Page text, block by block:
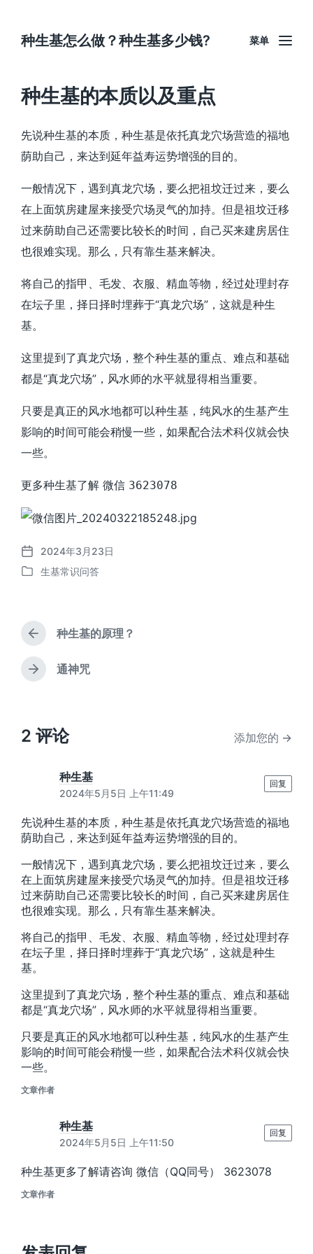
种生基怎么做？种生基多少钱? 菜单
种生基的本质以及重点
先说种生基的本质，种生基是依托真龙穴场营造的福地
荫助自己，来达到延年益寿运势增强的目的。
一般情况下，遇到真龙穴场，要么把祖坟迁过来，要么
在上面筑房建屋来接受穴场灵气的加持。但是祖坟迁移
过来荫助自己还需要比较长的时间，自己买来建房居住
也很难实现。那么，只有靠生基来解决。
将自己的指甲、毛发、衣服、精血等物，经过处理封存
在坛子里，择日择时埋葬于“真龙穴场”，这就是种生
基。
这里提到了真龙穴场，整个种生基的重点、难点和基础
都是“真龙穴场”，风水师的水平就显得相当重要。
只要是真正的风水地都可以种生基，纯风水的生基产生
影响的时间可能会稍慢一些，如果配合法术科仪就会快
一些。
更多种生基了解 微信 3623078
发
布
2024年3月23日
发
生基常识问答
上
篇
文
章
种生基的原理？
下
：
通神咒
2 评论 添加您的 →
种生基
2024年5月5日 上午11:49
先说种生基的本质，种生基是依托真龙穴场营造的福地
荫助自己，来达到延年益寿运势增强的目的。
一般情况下，遇到真龙穴场，要么把祖坟迁过来，要么
在上面筑房建屋来接受穴场灵气的加持。但是祖坟迁移
过来荫助自己还需要比较长的时间，自己买来建房居住
也很难实现。那么，只有靠生基来解决。
将自己的指甲、毛发、衣服、精血等物，经过处理封存
在坛子里，择日择时埋葬于“真龙穴场”，这就是种生
基。
这里提到了真龙穴场，整个种生基的重点、难点和基础
都是“真龙穴场”，风水师的水平就显得相当重要。
只要是真正的风水地都可以种生基，纯风水的生基产生
影响的时间可能会稍慢一些，如果配合法术科仪就会快
一些。
文章作者
回复
种生基
2024年5月5日 上午11:50
种生基更多了解请咨询 微信（QQ同号） 3623078
文章作者
回复